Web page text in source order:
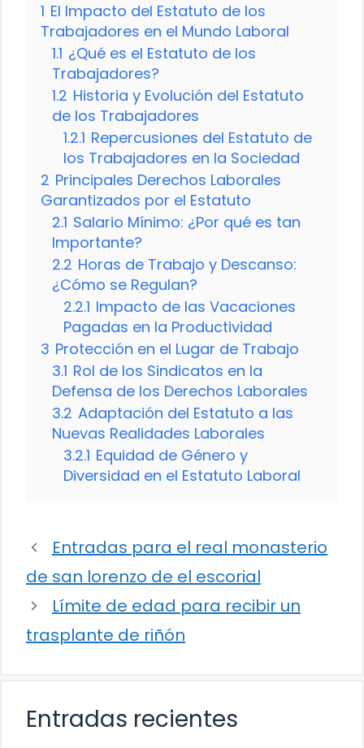
1 El Impacto del Estatuto de los
Trabajadores en el Mundo Laboral
1.1 ¿Qué es el Estatuto de los
Trabajadores?
1.2 Historia y Evolución del Estatuto
de los Trabajadores
1.2.1 Repercusiones del Estatuto de
los Trabajadores en la Sociedad
2 Principales Derechos Laborales
Garantizados por el Estatuto
2.1 Salario Mínimo: ¿Por qué es tan
Importante?
2.2 Horas de Trabajo y Descanso:
¿Cómo se Regulan?
2.2.1 Impacto de las Vacaciones
Pagadas en la Productividad
3 Protección en el Lugar de Trabajo
3.1 Rol de los Sindicatos en la
Defensa de los Derechos Laborales
3.2 Adaptación del Estatuto a las
Nuevas Realidades Laborales
3.2.1 Equidad de Género y
Diversidad en el Estatuto Laboral
Entradas para el real monasterio
de san lorenzo de el escorial
Límite de edad para recibir un
trasplante de riñón
Entradas recientes